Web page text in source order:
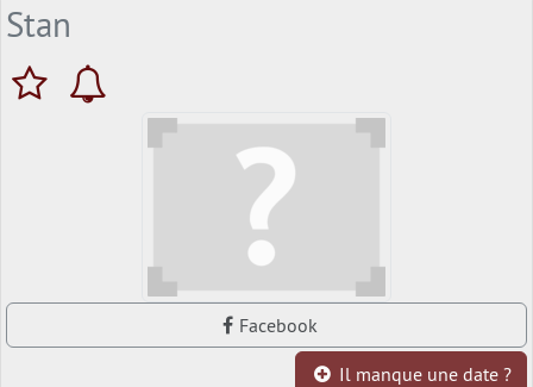
Stan
Facebook
Il manque une date ?